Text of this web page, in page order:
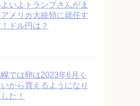
いよトランプさんがま
アメリカ大統領に就任す
！ドル円は？
では卵は2023年6月く
いから買えるようになり
た！